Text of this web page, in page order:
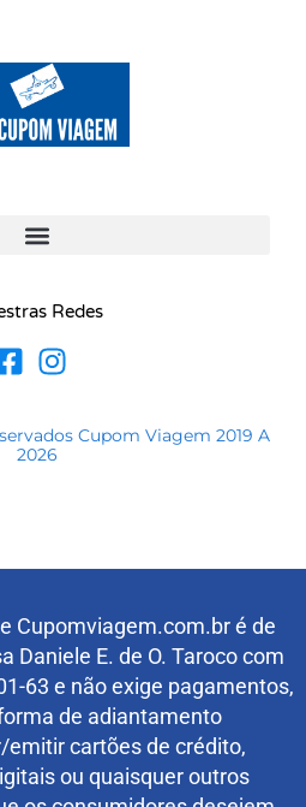
Redes
Cupom Viagem 2019 A
2026
Cupomviagem.com.br é de
Daniele E. de O. Taroco com
63 e não exige pagamentos,
de adiantamento
cartões de crédito,
ou quaisquer outros